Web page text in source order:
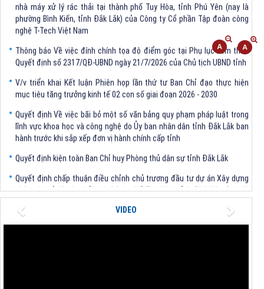
phường Bình Kiến, tỉnh Đắk Lắk) của Công ty Cổ phần Tập đoàn công
nghệ T-Tech Việt Nam
Thông báo Về việc đính chính tọa độ điểm góc tại Phụ lục kèm theo
Quyết định số 2317/QĐ-UBND ngày 21/7/2026 của Chủ tịch UBND tỉnh
mục tiêu tăng trưởng kinh tế 02 con số giai đoạn 2026 - 2030
lĩnh vực khoa học và công nghệ do Ủy ban nhân dân tỉnh Đắk Lắk ban
hành trước khi sắp xếp đơn vị hành chính cấp tỉnh
nhà máy xử lý rác thải tại thành phố Tuy Hòa, tỉnh Phú Yên (nay là
phường Bình Kiến, tỉnh Đắk Lắk) của Công ty Cổ phần Tập đoàn công
nghệ T-Tech Việt Nam
Thông báo Về việc đính chính tọa độ điểm góc tại Phụ lục kèm theo
VIDEO
Previous Next